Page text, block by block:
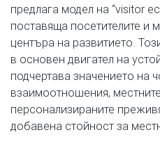
предлага модел на “visitor
поставяща посетителите и
центъра на развитието.
в основен двигател на
подчертава значението на
взаимоотношения,
персонализираните
добавена стойност за